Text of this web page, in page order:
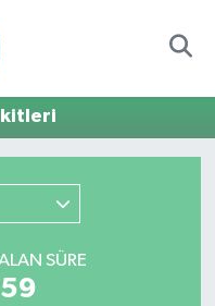
SÜRE
Fikstür